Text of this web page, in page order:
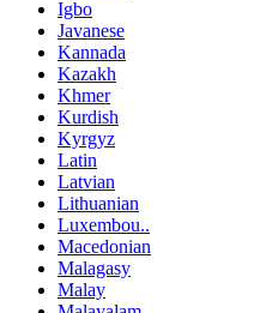
Igbo
Javanese
Kannada
Kazakh
Khmer
Kurdish
Kyrgyz
Latin
Latvian
Lithuanian
Luxembou..
Macedonian
Malagasy
Malay